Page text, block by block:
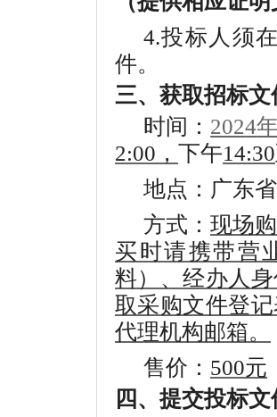
4.投标人须
件。
三、获取招标文
时间： 2024
2:00， 下午14:30
地点：广东
方式： 现场
买时请携带营
料）、经办人
取采购文件登
代理机构邮箱。
售价： 500元
四、提交投标